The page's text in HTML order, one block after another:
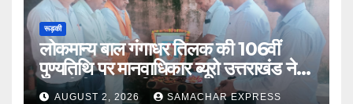
रूड़की
लोकमान्य बाल गंगाधर तिलक की 106वीं
पुण्यतिथि पर मानवाधिकार ब्यूरो उत्तराखंड ने दी
भावभीनी श्रद्धांजलि
AUGUST 2, 2026 SAMACHAR EXPRESS